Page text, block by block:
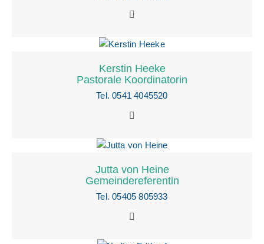
Kerstin Heeke
Pastorale Koordinatorin
Tel. 0541 4045520
Jutta von Heine
Gemeindereferentin
Tel. 05405 805933